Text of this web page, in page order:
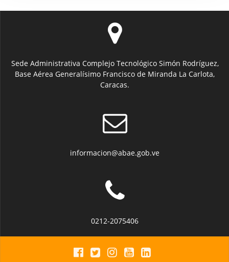
Sede Administrativa Complejo Tecnológico Simón Rodríguez,
Base Aérea Generalísimo Francisco de Miranda La Carlota,
Caracas.
informacion@abae.gob.ve
0212-2075406